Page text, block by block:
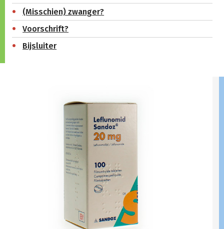
(Misschien) zwanger?
Voorschrift?
Bijsluiter